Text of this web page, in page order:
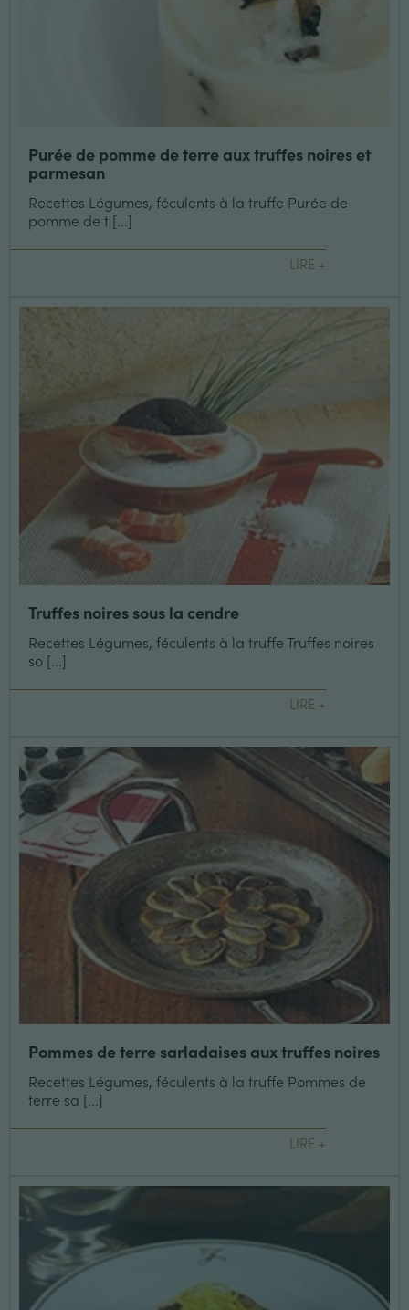
Purée de pomme de terre aux truffes noires et
parmesan
Recettes Légumes, féculents à la truffe Purée de
pomme de t [...]
LIRE +
Truffes noires sous la cendre
Recettes Légumes, féculents à la truffe Truffes noires
so [...]
LIRE +
Pommes de terre sarladaises aux truffes noires
Recettes Légumes, féculents à la truffe Pommes de
terre sa [...]
LIRE +